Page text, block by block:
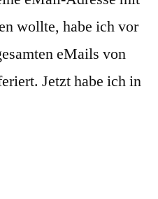
wollte, habe ich vor
eMails von
Jetzt habe ich in